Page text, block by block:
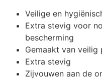
Veilige en
Extra stevig voor
bescherming
Gemaakt van veilig
Extra stevig
Zijvouwen aan de